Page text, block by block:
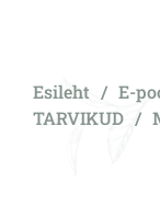
Esileht / E-
TARVIKUD /